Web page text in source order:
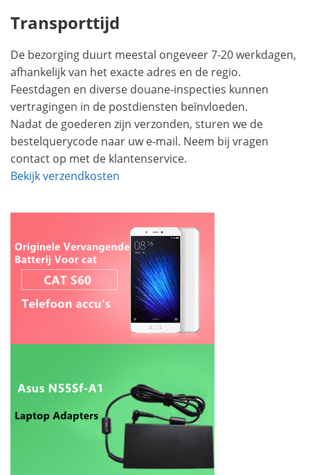
Transporttijd
De bezorging duurt meestal ongeveer 7-20 werkdagen,
afhankelijk van het exacte adres en de regio.
Feestdagen en diverse douane-inspecties kunnen
vertragingen in de postdiensten beïnvloeden.
Nadat de goederen zijn verzonden, sturen we de
bestelquerycode naar uw e-mail. Neem bij vragen
contact op met de klantenservice.
Bekijk verzendkosten